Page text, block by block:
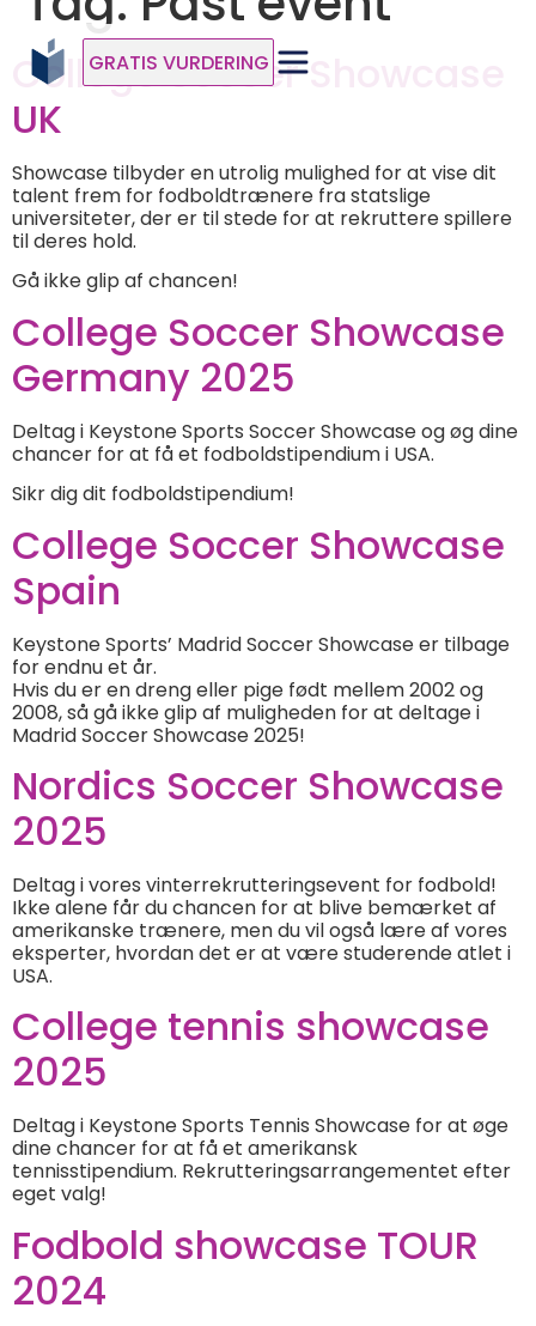
GRATIS VURDERING
College Soccer Showcase
UK
Showcase tilbyder en utrolig mulighed for at vise dit
talent frem for fodboldtrænere fra statslige
universiteter, der er til stede for at rekruttere spillere
til deres hold.
Gå ikke glip af chancen!
College Soccer Showcase
Germany 2025
Deltag i Keystone Sports Soccer Showcase og øg dine
chancer for at få et fodboldstipendium i USA.
Sikr dig dit fodboldstipendium!
College Soccer Showcase
Spain
Keystone Sports’ Madrid Soccer Showcase er tilbage
for endnu et år.
Hvis du er en dreng eller pige født mellem 2002 og
2008, så gå ikke glip af muligheden for at deltage i
Madrid Soccer Showcase 2025!
Nordics Soccer Showcase
2025
Deltag i vores vinterrekrutteringsevent for fodbold!
Ikke alene får du chancen for at blive bemærket af
amerikanske trænere, men du vil også lære af vores
eksperter, hvordan det er at være studerende atlet i
USA.
College tennis showcase
2025
Deltag i Keystone Sports Tennis Showcase for at øge
dine chancer for at få et amerikansk
tennisstipendium. Rekrutteringsarrangementet efter
eget valg!
Fodbold showcase TOUR
2024